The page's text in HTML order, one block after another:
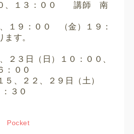
０、１３：００ 講師 南
１９：００ （金）１９：
す。
３日（日）１０：００、
：００
５、２２、２９日（土）
３０
Pocket